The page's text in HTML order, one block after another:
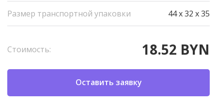
Размер транспортной упаковки 44 x 32 x 35
Стоимость: 18.52 BYN
Оставить заявку